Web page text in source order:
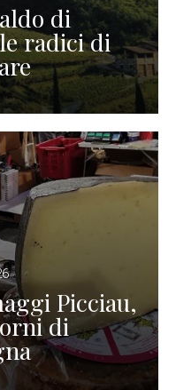
di
radici di
Picciau,
di